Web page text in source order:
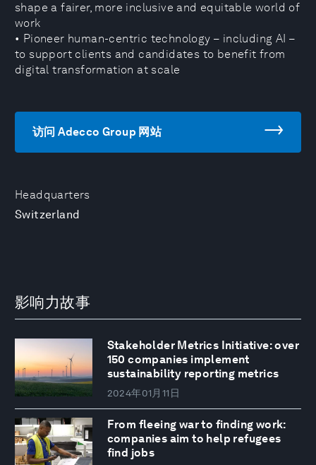
Headquarters
Switzerland
shape a fairer, more inclusive and equitable world of
work
• Pioneer human-centric technology – including AI –
to support clients and candidates to benefit from
digital transformation at scale
访问 Adecco Group 网站
影响力故事
Stakeholder Metrics Initiative: over
150 companies implement
sustainability reporting metrics
2024年01月11日
From fleeing war to finding work:
companies aim to help refugees
find jobs